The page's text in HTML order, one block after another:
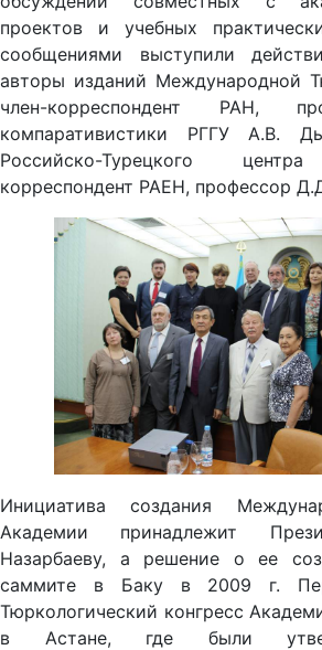
проектов и учебных
сообщениями выступили
авторы изданий Международной
член-корреспондент РАН,
компаративистики РГГУ А.В.
Российско-Турецкого
корреспондент РАЕН, профессор
Инициатива создания
Академии принадлежит
Назарбаеву, а решение о ее
саммите в Баку в 2009 г.
Тюркологический конгресс
в Астане, где были